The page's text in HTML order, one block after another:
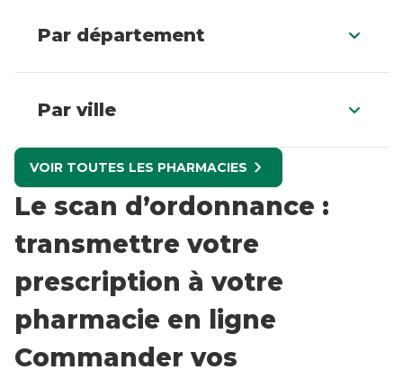
Par département
Par ville
VOIR TOUTES LES PHARMACIES
Le scan d’ordonnance :
transmettre votre
prescription à votre
pharmacie en ligne
Commander vos